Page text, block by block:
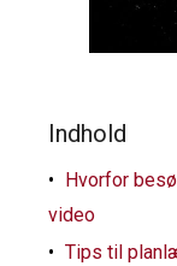
Indhold
Hvorfor
video
Tips til